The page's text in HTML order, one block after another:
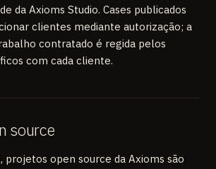
da Axioms Studio. Cases publicados
clientes mediante autorização; a
contratado é regida pelos
com cada cliente.
source
projetos open source da Axioms são